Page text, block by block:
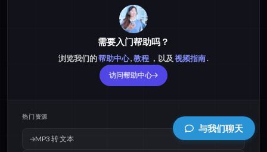
需要入门帮助吗？
浏览我们的帮助中心,教程 ，以及视频指南.
访问帮助中心
热门资源
MP3 转 文本
与我们聊天